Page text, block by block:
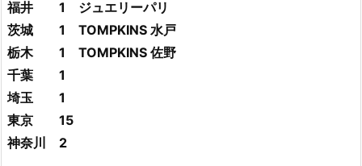
福井 1 ジュエリーパリ
茨城 1 TOMPKINS 水戸
栃木 1 TOMPKINS 佐野
千葉 1
埼玉 1
東京 15
神奈川 2